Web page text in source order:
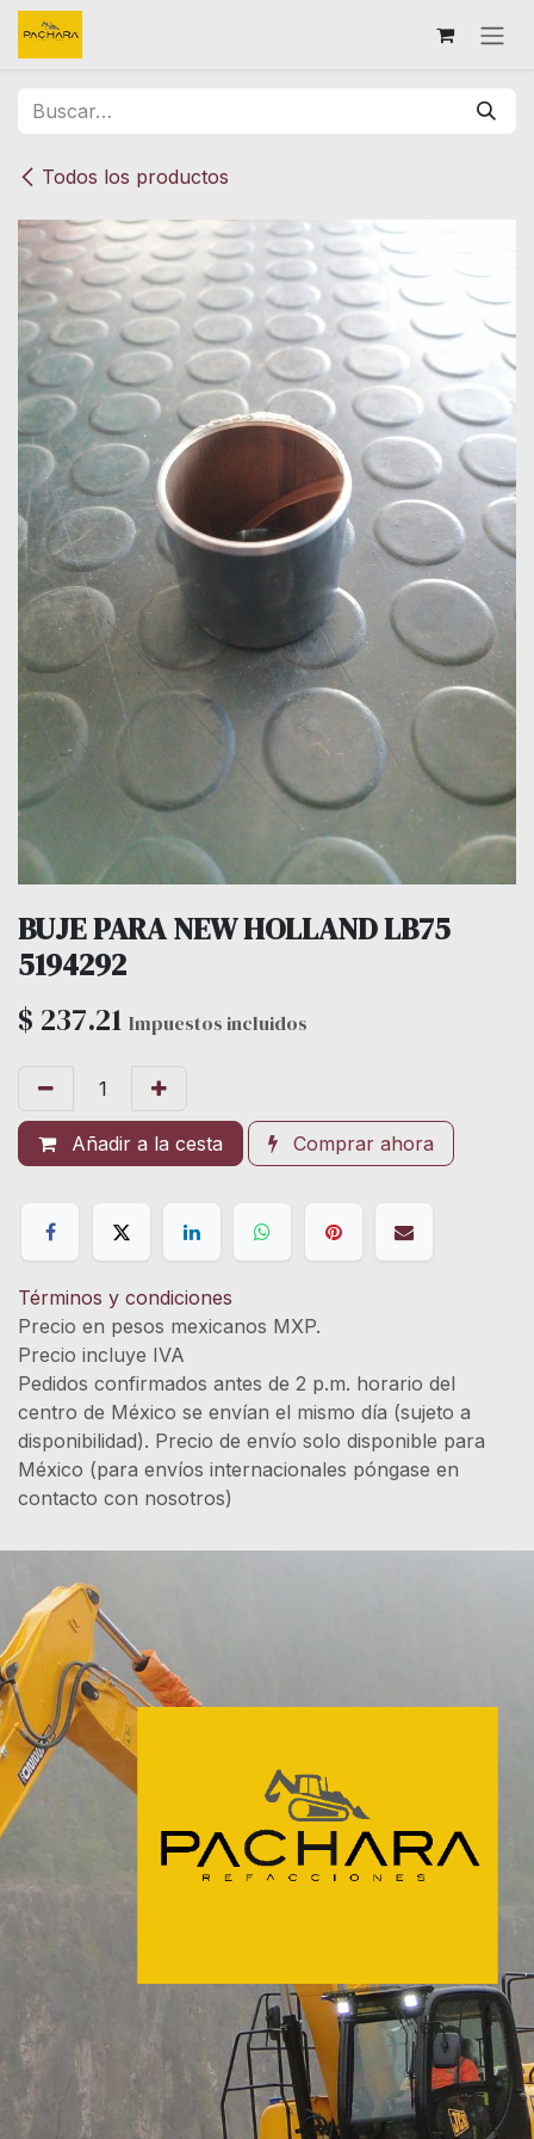
Ir al contenido
Todos los productos
BUJE PARA NEW HOLLAND LB75
5194292
$ 237.21 Impuestos incluidos
Añadir a la cesta Comprar ahora
Términos y condiciones
Precio en pesos mexicanos MXP.
Precio incluye IVA
Pedidos confirmados antes de 2 p.m. horario del
centro de México se envían el mismo día (sujeto a
disponibilidad). Precio de envío solo disponible para
México (para envíos internacionales póngase en
contacto con nosotros)